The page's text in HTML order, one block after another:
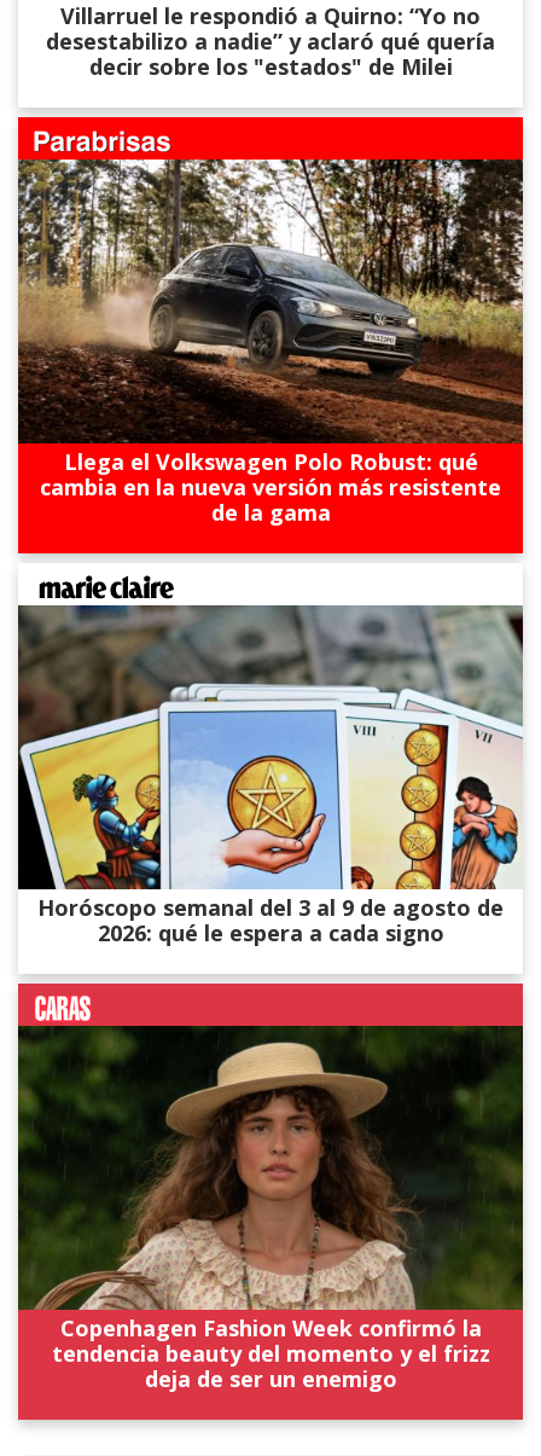
Villarruel le respondió a Quirno: “Yo no
desestabilizo a nadie” y aclaró qué quería
decir sobre los "estados" de Milei
Llega el Volkswagen Polo Robust: qué
cambia en la nueva versión más resistente
de la gama
Horóscopo semanal del 3 al 9 de agosto de
2026: qué le espera a cada signo
Copenhagen Fashion Week confirmó la
tendencia beauty del momento y el frizz
deja de ser un enemigo